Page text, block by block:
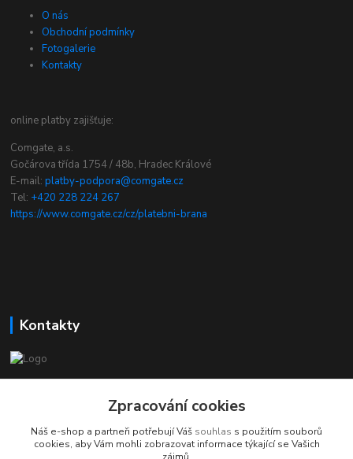
O nás
Obchodní podmínky
Fotogalerie
Kontakty
online platby zajišťuje:
Comgate, a.s.
Gočárova třída 1754 / 48b, Hradec Králové
E-mail:platby-podpora@comgate.cz
Tel: +420 228 224 267
https://www.comgate.cz/cz/platebni-brana
Kontakty
+420 777 896 071
Zpracování cookies
Náš e-shop a partneři potřebují Váš souhlas s použitím souborů
cookies, aby Vám mohli zobrazovat informace týkající se Vašich